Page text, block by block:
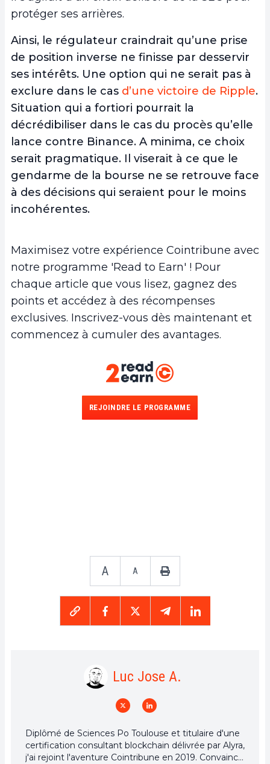
protéger ses arrières.
Ainsi, le régulateur craindrait qu’une prise
de position inverse ne finisse par desservir
ses intérêts. Une option qui ne serait pas à
exclure dans le cas d’une victoire de Ripple.
Situation qui a fortiori pourrait la
décrédibiliser dans le cas du procès qu’elle
lance contre Binance. A minima, ce choix
serait pragmatique. Il viserait à ce que le
gendarme de la bourse ne se retrouve face
à des décisions qui seraient pour le moins
incohérentes.
Maximisez votre expérience Cointribune avec
notre programme 'Read to Earn' ! Pour
chaque article que vous lisez, gagnez des
points et accédez à des récompenses
exclusives. Inscrivez-vous dès maintenant et
commencez à cumuler des avantages.
REJOINDRE LE PROGRAMME
A A
Luc Jose A.
Diplômé de Sciences Po Toulouse et titulaire d'une
certification consultant blockchain délivrée par Alyra,
j'ai rejoint l'aventure Cointribune en 2019. Convaincu